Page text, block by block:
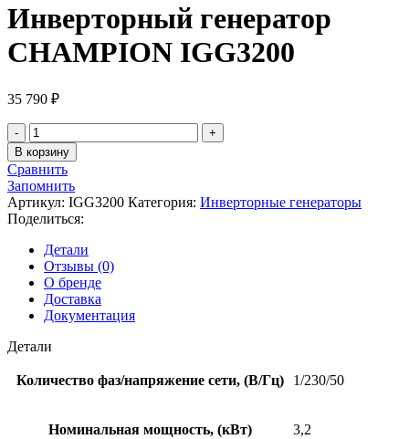
Инверторный генератор
CHAMPION IGG3200
35 790 ₽
Количество
товара
Инверторный
генератор
CHAMPION
IGG3200
В корзину
Сравнить
Запомнить
Артикул: IGG3200 Категория: Инверторные генераторы
Поделиться:
Детали
Отзывы (0)
О бренде
Доставка
Документация
Детали
Количество фаз/напряжение сети, (В/Гц) 1/230/50
Номинальная мощность, (кВт) 3,2